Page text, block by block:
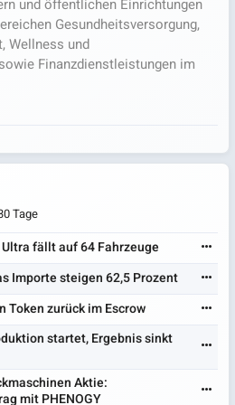
und öffentlichen Einrichtungen
Gesundheitsversorgung,
Wellness und
Finanzdienstleistungen im
Tage
fällt auf 64 Fahrzeuge
Importe steigen 62,5 Prozent
Token zurück im Escrow
startet, Ergebnis sinkt
Aktie:
mit PHENOGY